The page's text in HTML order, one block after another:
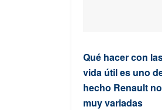
Qué hacer con
vida útil es uno
hecho Renault
muy variadas